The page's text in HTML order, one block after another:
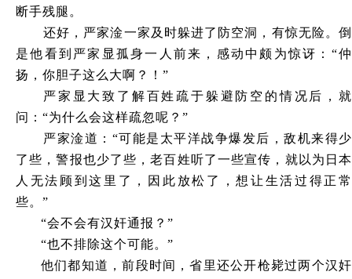
断手残腿。
还好，严家淦一家及时躲进了防空洞，有惊无险。倒
是他看到严家显孤身一人前来，感动中颇为惊讶： “仲
扬，你胆子这么大啊？！”
严家显大致了解百姓疏于躲避防空的情况后，就
问： “为什么会这样疏忽呢？”
严家淦道： “可能是太平洋战争爆发后，敌机来得少
了些，警报也少了些，老百姓听了一些宣传，就以为日本
人无法顾到这里了，因此放松了，想让生活过得正常
些。”
“会不会有汉奸通报？”
“也不排除这个可能。”
他们都知道，前段时间，省里还公开枪毙过两个汉奸